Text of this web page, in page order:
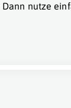
nutze